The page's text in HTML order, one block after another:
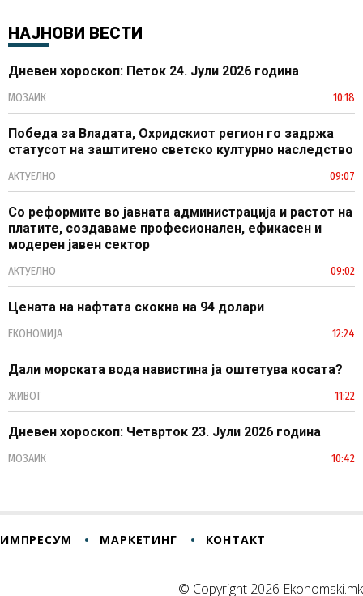
НАЈНОВИ ВЕСТИ
Дневен хороскоп: Петок 24. Јули 2026 година
МОЗАИК 10:18
Победа за Владата, Охридскиот регион го задржа
статусот на заштитено светско културно наследство
АКТУЕЛНО 09:07
Со реформите во јавната администрација и растот на
платите, создаваме професионален, ефикасен и
модерен јавен сектор
АКТУЕЛНО 09:02
Цената на нафтата скокна на 94 долари
ЕКОНОМИЈА 12:24
Дали морската вода навистина ја оштетува косата?
ЖИВОТ 11:22
Дневен хороскоп: Четврток 23. Јули 2026 година
МОЗАИК 10:42
ИМПРЕСУМ МАРКЕТИНГ КОНТАКТ
© Copyright 2026 Ekonomski.mk